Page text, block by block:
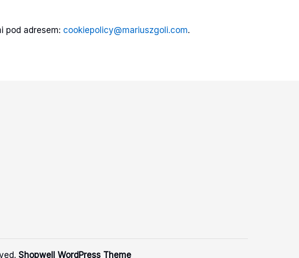
pod adresem: cookiepolicy@mariuszgoli.com.
Shopwell WordPress Theme